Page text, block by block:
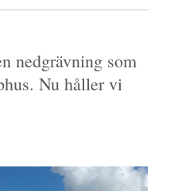
nedgrävning som
Nu håller vi